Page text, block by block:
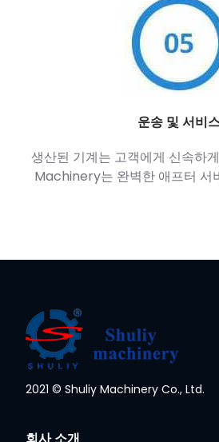
운송 및 서비
생산된 기계는 고객에게 신속하
Machinery는 완벽한 애프터 서
2021 © Shuliy Machinery Co., Ltd.
회사 소개